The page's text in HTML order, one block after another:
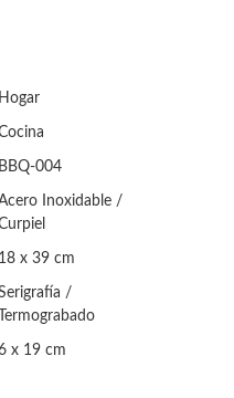
Hogar
BBQ-004
Inoxidable /
18 x 39 cm
/
Termograbado
x 19 cm